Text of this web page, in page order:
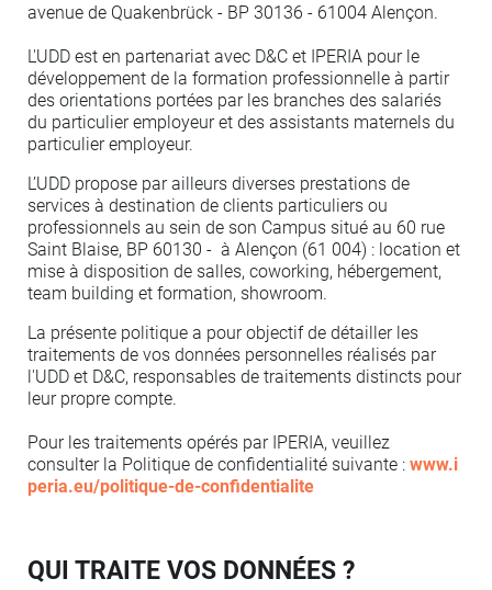
avenue de Quakenbrück - BP 30136 - 61004 Alençon.
L'UDD est en partenariat avec D&C et IPERIA pour le
développement de la formation professionnelle à partir
des orientations portées par les branches des salariés
du particulier employeur et des assistants maternels du
particulier employeur.
L’UDD propose par ailleurs diverses prestations de
services à destination de clients particuliers ou
professionnels au sein de son Campus situé au 60 rue
Saint Blaise, BP 60130 - à Alençon (61 004) : location et
mise à disposition de salles, coworking, hébergement,
team building et formation, showroom.
La présente politique a pour objectif de détailler les
traitements de vos données personnelles réalisés par
l'UDD et D&C, responsables de traitements distincts pour
leur propre compte.
Pour les traitements opérés par IPERIA, veuillez
consulter la Politique de confidentialité suivante : www.i
peria.eu/politique-de-confidentialite
QUI TRAITE VOS DONNÉES ?